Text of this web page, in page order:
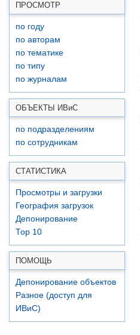
ПРОСМОТР
по году
по авторам
по тематике
по типу
по журналам
ОБЪЕКТЫ ИВиС
по подразделениям
по сотрудникам
СТАТИСТИКА
Просмотры и загрузки
География загрузок
Депонирование
Top 10
ПОМОЩЬ
Депонирование объектов
Разное (доступ для
ИВиС)